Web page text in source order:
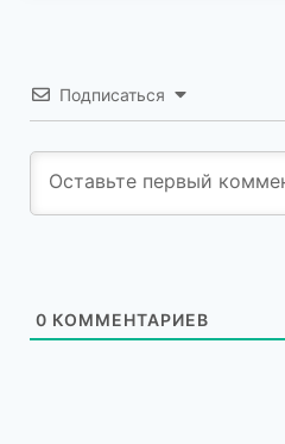
Подписаться
0 КОММЕНТАРИЕВ